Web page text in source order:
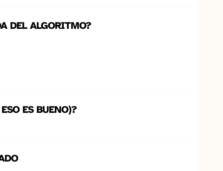
DEL ALGORITMO?
ES BUENO)?